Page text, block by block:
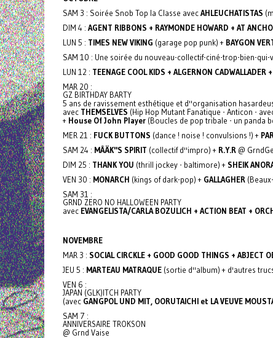
SAM 3 : Soirée Snob Top la Classe avecAHLEUCHATISTAS
DIM 4 : AGENT RIBBONS + RAYMONDE HOWARD + AT
LUN 5 : TIMES NEW VIKING (garage pop punk) + BAYGON
SAM 10 : Une soirée du nouveau-collectif-ciné-trop-bien-
LUN 12 : TEENAGE COOL KIDS + ALGERNON CADWALLADER
MAR 20 :
GZ BIRTHDAY BARTY
5 ans de ravissement esthétique et d''organisation
avec THEMSELVES (Hip Hop Mutant Fanatique - Anticon -
+ House Of John Player (Boucles de pop tribale - un panda
MER 21 : FUCK BUTTONS (dance ! noise ! convulsions !) +
SAM 24 : MÂÄK''S SPIRIT (collectif d''impro) + R.Y.R @
DIM 25 : THANK YOU (thrill jockey - baltimore) + SHEIK
VEN 30 : MONARCH (kings of dark-pop) + GALLAGHER
SAM 31 :
GRND ZERO NO HALLOWEEN PARTY
avec EVANGELISTA/CARLA BOZULICH + ACTION BEAT +
NOVEMBRE
MAR 3 : SOCIAL CIRCKLE + GOOD GOOD THINGS + ABJECT
JEU 5 : MARTEAU MATRAQUE (sortie d''album) + d'autres
VEN 6 :
JAPAN (GLK)ITCH PARTY
(avec GANGPOL UND MIT, OORUTAICHI et LA VEUVE
SAM 7 :
ANNIVERSAIRE TROKSON
@ Grnd Vaise